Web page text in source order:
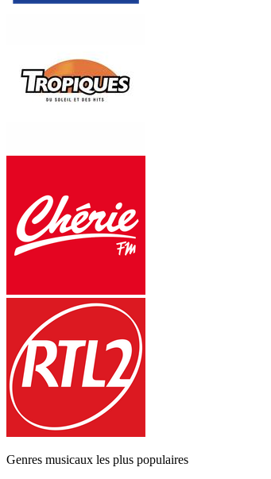
Genres musicaux les plus populaires